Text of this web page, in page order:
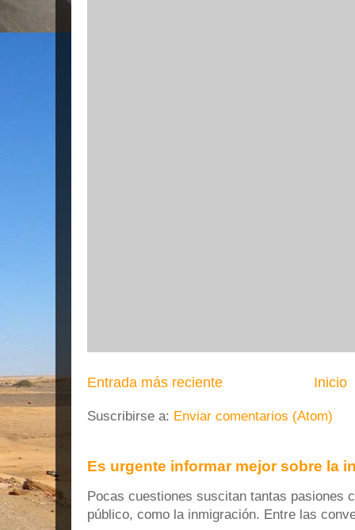
Entrada más reciente Inicio
Suscribirse a: Enviar comentarios (Atom)
Es urgente informar mejor sobre la
Pocas cuestiones suscitan tantas pasiones
público, como la inmigración. Entre las